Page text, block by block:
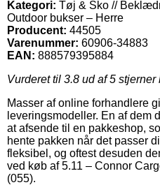
Kategori: Tøj & Sko //
Outdoor bukser – Herre
Producent: 44505
Varenummer: 60906-34883
EAN: 888579395884
Vurderet til 3.8 ud af 5 stjerner
Masser af online forhandlere
leveringsmodeller. En af dem
at afsende til en pakkeshop,
hente pakken når det passer
fleksibel, og oftest desuden
ved køb af 5.11 – Connor
(055).